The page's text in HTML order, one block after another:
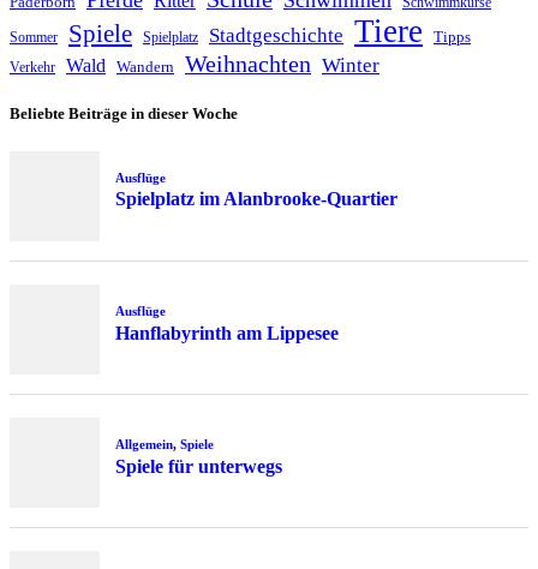
Sommer Spiele Spielplatz Stadtgeschichte Tiere Tipps
Verkehr Wald Wandern Weihnachten Winter
Beliebte Beiträge in dieser Woche
Ausflüge
Spielplatz im Alanbrooke-Quartier
Ausflüge
Hanflabyrinth am Lippesee
Allgemein, Spiele
Spiele für unterwegs